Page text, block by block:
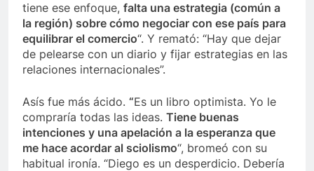
tiene ese enfoque, falta una estrategia (común a
la región) sobre cómo negociar con ese país para
equilibrar el comercio“. Y remató: “Hay que dejar
de pelearse con un diario y fijar estrategias en las
relaciones internacionales”.
Asís fue más ácido. “Es un libro optimista. Yo le
compraría todas las ideas. Tiene buenas
intenciones y una apelación a la esperanza que
me hace acordar al sciolismo“, bromeó con su
habitual ironía. “Diego es un desperdicio. Debería